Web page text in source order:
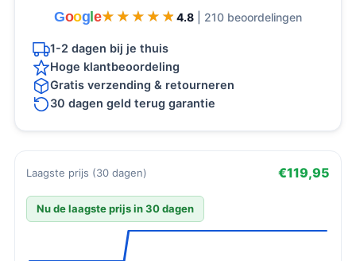
Goog e★★★★★
★★★★★ 4.8 | 210 beoordelingen
1-2 dagen bij je thuis
Hoge klantbeoordeling
Gratis verzending & retourneren
30 dagen geld terug garantie
Laagste prijs (30 dagen) €119,95
Nu de laagste prijs in 30 dagen